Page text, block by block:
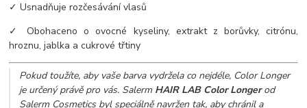
✓ Usnadňuje rozčesávání vlasů
✓ Obohaceno o ovocné kyseliny, extrakt z borůvky, citrónu,
hroznu, jablka a cukrové třtiny
Pokud toužíte, aby vaše barva vydržela co nejdéle, Color Longer
je určený právě pro vás. Salerm HAIR LAB Color Longerod
Salerm Cosmetics byl speciálně navržen tak, aby chránil a